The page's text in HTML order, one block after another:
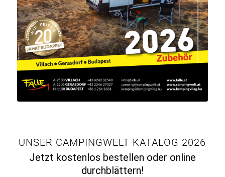
UNSER CAMPINGWELT KATALOG 2026
Jetzt kostenlos bestellen oder online
durchblättern!